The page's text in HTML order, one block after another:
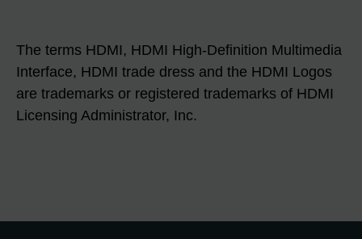
The terms HDMI, HDMI High-Definition Multimedia
Interface, HDMI trade dress and the HDMI Logos
are trademarks or registered trademarks of HDMI
Licensing Administrator, Inc.